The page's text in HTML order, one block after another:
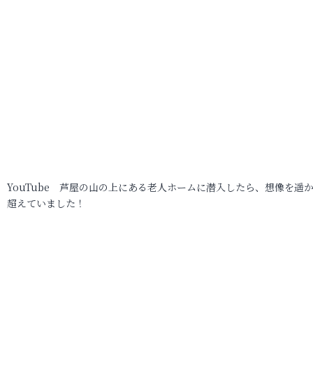
YouTube 芦屋の山の上にある老人ホームに潜入したら、想像を遥
超えていました！